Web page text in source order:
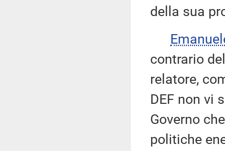
della sua
contrario
relatore,
DEF non vi
Governo
politiche